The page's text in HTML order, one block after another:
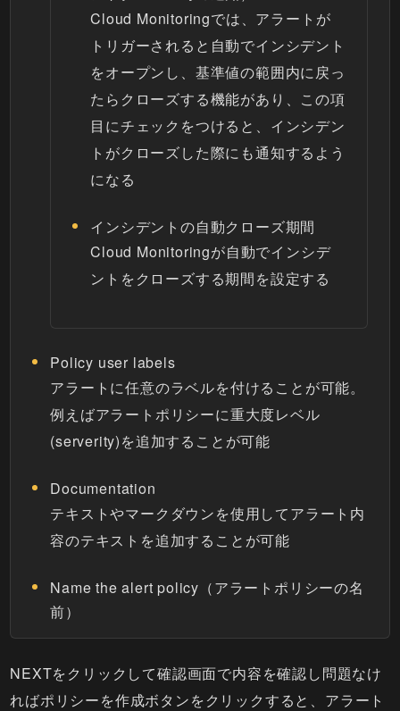
Cloud Monitoringでは、アラートが
トリガーされると自動でインシデント
をオープンし、基準値の範囲内に戻っ
たらクローズする機能があり、この項
目にチェックをつけると、インシデン
トがクローズした際にも通知するよう
になる
インシデントの自動クローズ期間
Cloud Monitoringが自動でインシデ
ントをクローズする期間を設定する
Policy user labels
アラートに任意のラベルを付けることが可能。
例えばアラートポリシーに重大度レベル
(serverity)を追加することが可能
Documentation
テキストやマークダウンを使用してアラート内
容のテキストを追加することが可能
Name the alert policy（アラートポリシーの名
前）
NEXTをクリックして確認画面で内容を確認し問題なけ
ればポリシーを作成ボタンをクリックすると、アラート